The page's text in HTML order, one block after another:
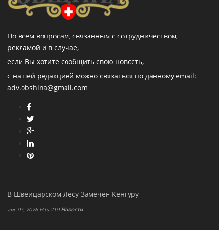
По всем вопросам, связанным с сотрудничеством,
рекламой и в случае,
если Вы хотите сообщить свою новость,
с нашей редакцией можно связаться по данному email:
adv.obshina@gmail.com
В Швейцарском Лесу Замечен Кенгуру
авг 07, 2026 Hits:210 Новости